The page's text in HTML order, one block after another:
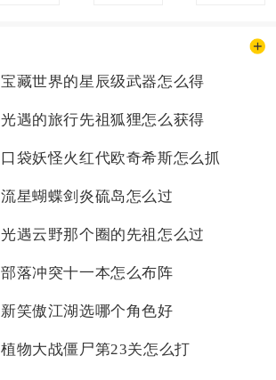
宝藏世界的星辰级武器怎么得
光遇的旅行先祖狐狸怎么获得
口袋妖怪火红代欧奇希斯怎么抓
流星蝴蝶剑炎硫岛怎么过
光遇云野那个圈的先祖怎么过
部落冲突十一本怎么布阵
新笑傲江湖选哪个角色好
植物大战僵尸第23关怎么打